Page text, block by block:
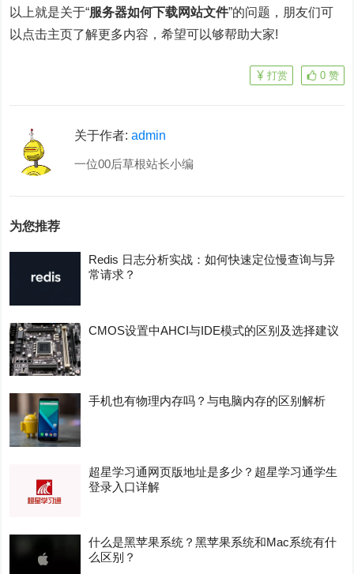
以上就是关于“服务器如何下载网站文件”的问题，朋友们可
以点击主页了解更多内容，希望可以够帮助大家!
0 赞
打赏
关于作者:admin
一位00后草根站长小编
为您推荐
Redis 日志分析实战：如何快速定位慢查询与异
常请求？
CMOS设置中AHCI与IDE模式的区别及选择建议
手机也有物理内存吗？与电脑内存的区别解析
超星学习通网页版地址是多少？超星学习通学生
登录入口详解
什么是黑苹果系统？黑苹果系统和Mac系统有什
么区别？